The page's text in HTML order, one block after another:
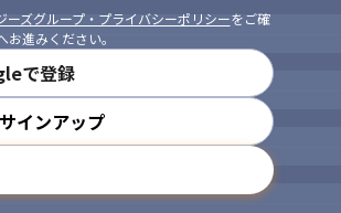
ーズグループ・プライバシーポリシーをご確
進みください。
で登録
インアップ